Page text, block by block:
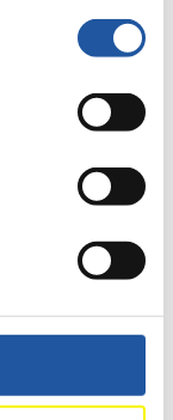
zugreifen,
sowie auf die
Richtlinien zu
sich über